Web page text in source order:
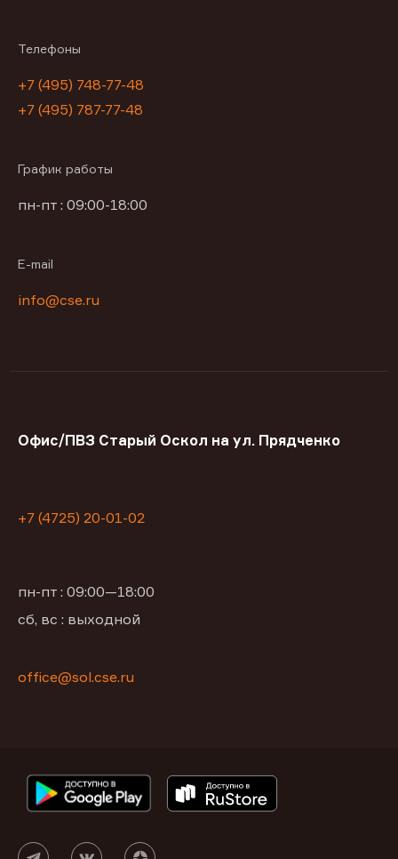
Телефоны
+7 (495) 748-77-48
+7 (495) 787-77-48
График работы
пн-пт : 09:00-18:00
E-mail
info@cse.ru
Офис/ПВЗ Старый Оскол на ул. Прядченко
+7 (4725) 20-01-02
пн-пт : 09:00—18:00
сб, вс : выходной
office@sol.cse.ru